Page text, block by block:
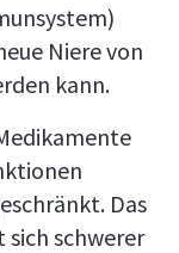
Niere von
kann.
Das
schwerer